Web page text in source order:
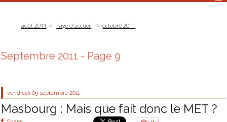
août 2011 Page d'accueil octobre 2011
Septembre 2011 - Page 9
vendredi 09 septembre 2011
Masbourg : Mais que fait donc le MET ?